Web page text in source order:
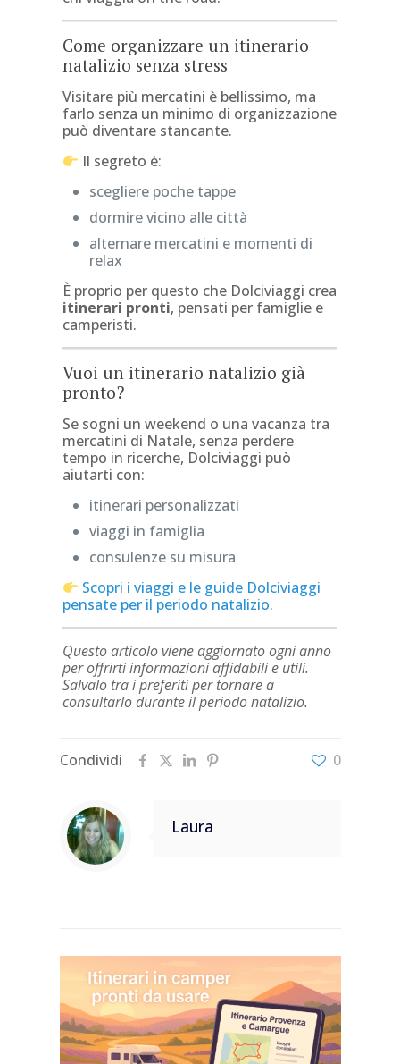
Come organizzare un itinerario
natalizio senza stress
Visitare più mercatini è bellissimo, ma
farlo senza un minimo di organizzazione
può diventare stancante.
Il segreto è:
scegliere poche tappe
dormire vicino alle città
alternare mercatini e momenti di
relax
È proprio per questo che Dolciviaggi crea
itinerari pronti, pensati per famiglie e
camperisti.
Vuoi un itinerario natalizio già
pronto?
Se sogni un weekend o una vacanza tra
mercatini di Natale, senza perdere
tempo in ricerche, Dolciviaggi può
aiutarti con:
itinerari personalizzati
viaggi in famiglia
consulenze su misura
Scopri i viaggi e le guide Dolciviaggi
pensate per il periodo natalizio.
Questo articolo viene aggiornato ogni anno
per offrirti informazioni affidabili e utili.
Salvalo tra i preferiti per tornare a
consultarlo durante il periodo natalizio.
Condividi 0
Laura